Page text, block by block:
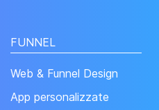
FUNNEL
Web & Funnel Design
App personalizzate